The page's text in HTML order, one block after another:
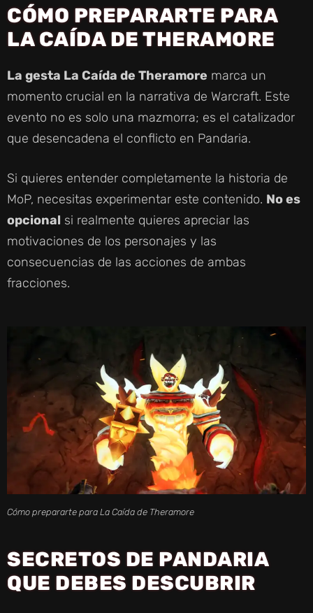
CÓMO PREPARARTE PARA
LA CAÍDA DE THERAMORE
La gesta La Caída de Theramore marca un
momento crucial en la narrativa de Warcraft. Este
evento no es solo una mazmorra; es el catalizador
que desencadena el conflicto en Pandaria.
Si quieres entender completamente la historia de
MoP, necesitas experimentar este contenido. No es
opcional si realmente quieres apreciar las
motivaciones de los personajes y las
consecuencias de las acciones de ambas
fracciones.
Cómo prepararte para La Caída de Theramore
SECRETOS DE PANDARIA
QUE DEBES DESCUBRIR